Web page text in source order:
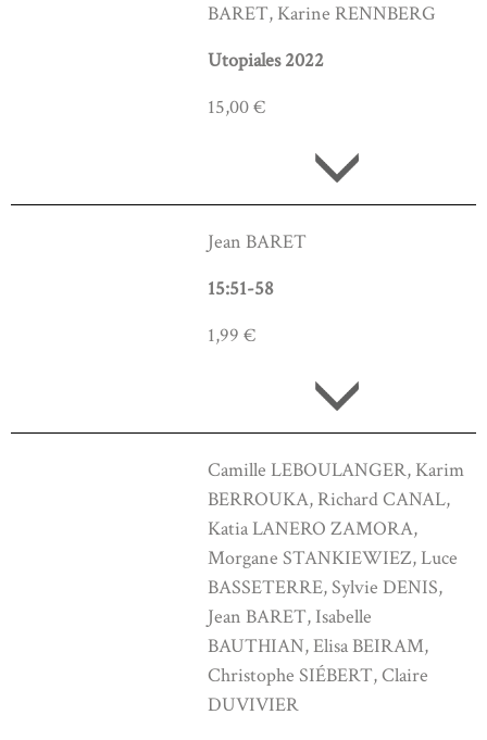
BARET, Karine RENNBERG
Utopiales 2022
15,00 €
Jean BARET
15:51-58
1,99 €
Camille LEBOULANGER, Karim
BERROUKA, Richard CANAL,
Katia LANERO ZAMORA,
Morgane STANKIEWIEZ, Luce
BASSETERRE, Sylvie DENIS,
Jean BARET, Isabelle
BAUTHIAN, Elisa BEIRAM,
Christophe SIÉBERT, Claire
DUVIVIER